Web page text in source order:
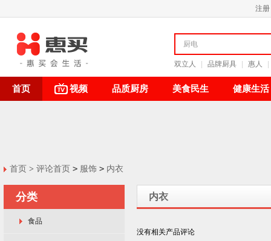
注册
双立人 品牌厨具 惠人
首页 视频 品质厨房 美食民生 健康生活
首页 > 评论首页 > 服饰 > 内衣
分类
食品
内衣
没有相关产品评论